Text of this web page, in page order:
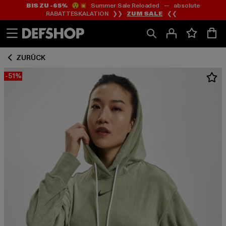
Zum
Inhalt
springen
Zum
Fußzeile
springen
BIS ZU -65%😲💥 Summer Sale Reloaded — absolute
RABATTESKALATION ❯❯ ZUM SALE ❮❮
ZURÜCK
-51%